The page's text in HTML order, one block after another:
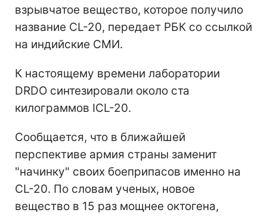
взрывчатое вещество, которое получило
название CL-20, передает РБК со ссылкой
на индийские СМИ.
К настоящему времени лаборатории
DRDO синтезировали около ста
килограммов ICL-20.
Сообщается, что в ближайшей
перспективе армия страны заменит
"начинку" своих боеприпасов именно на
CL-20. По словам ученых, новое
вещество в 15 раз мощнее октогена,